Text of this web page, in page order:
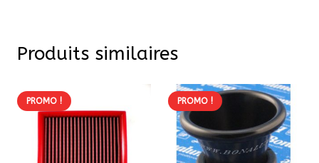
Produits similaires
PROMO ! PROMO !